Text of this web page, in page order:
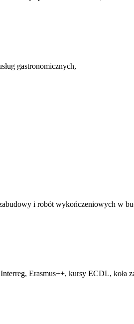
gastronomicznych,
i robót wykończeniowych w
Erasmus++, kursy ECDL, koła